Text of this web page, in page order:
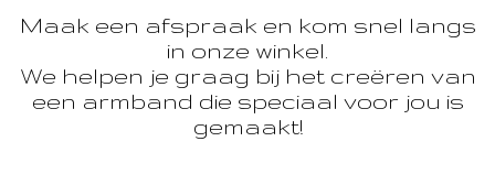
Maak een afspraak en kom snel langs
in onze winkel.
We helpen je graag bij het creëren van
een armband die speciaal voor jou is
gemaakt!